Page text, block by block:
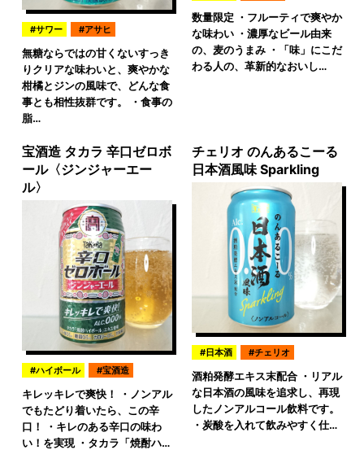
サワー アサヒ
無糖ならではの甘くないすっき
りクリアな味わいと、爽やかな
柑橘とジンの風味で、どんな食
事とも相性抜群です。 ・食事の
脂…
数量限定 ・フルーティで爽やか
な味わい ・濃厚なビール由来
の、麦のうまみ ・「味」にこだ
わる人の、革新的なおいし…
宝酒造 タカラ 辛口ゼロボ
ール〈ジンジャーエー
ル〉
ハイボール 宝酒造
キレッキレで爽快！ ・ノンアル
でもたどり着いたら、この辛
口！ ・キレのある辛口の味わ
い！を実現 ・タカラ「焼酎ハ…
チェリオ のんあるこーる
日本酒風味 Sparkling
日本酒 チェリオ
酒粕発酵エキス末配合 ・リアル
な日本酒の風味を追求し、再現
したノンアルコール飲料です。
・炭酸を入れて飲みやすく仕…